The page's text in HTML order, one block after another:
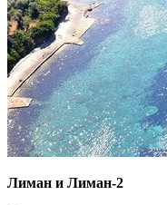
Лиман и Лиман-2